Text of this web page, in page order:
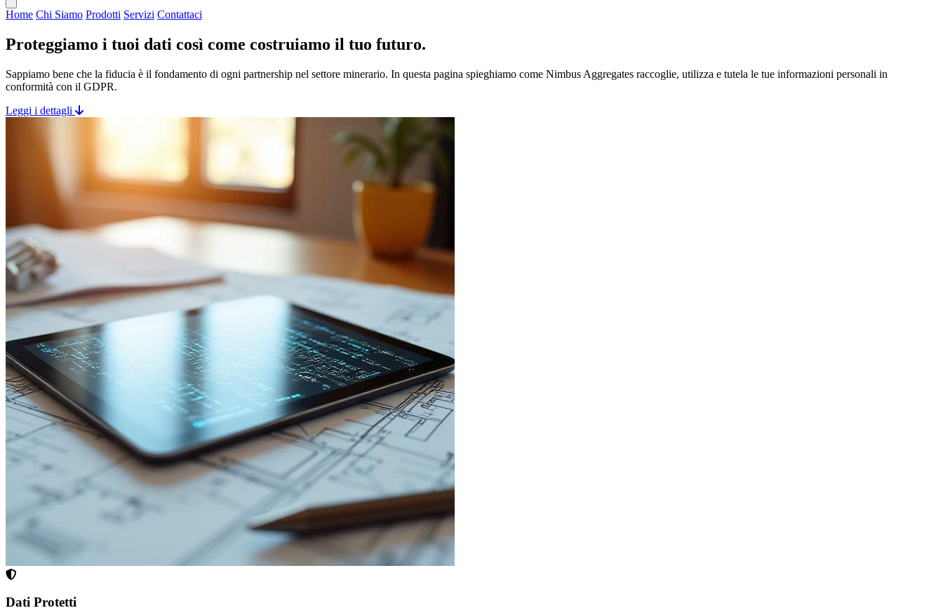
Home Chi Siamo Prodotti Servizi Contattaci
Proteggiamo i tuoi dati così come costruiamo il tuo futuro.
Sappiamo bene che la fiducia è il fondamento di ogni partnership nel settore minerario. In questa pagina spieghiamo come Nimbus Aggregates raccoglie, utilizza e tutela le tue informazioni personali in
conformità con il GDPR.
Leggi i dettagli
Dati Protetti